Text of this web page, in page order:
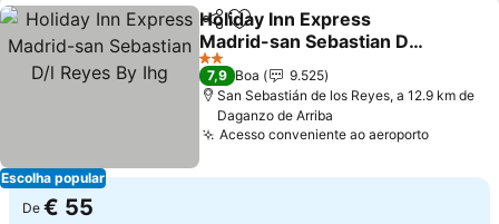
Escolha popular
PartilharAdicionar aos favoritos
Holiday Inn Express
Madrid-san Sebastian D/l
Reyes By Ihg
Ver preços
2 Estrelas
7,9 Boa
9.525
San Sebastián de los Reyes, a 12.9 km de
Daganzo de Arriba
Acesso conveniente ao aeroportoVer
De € 55